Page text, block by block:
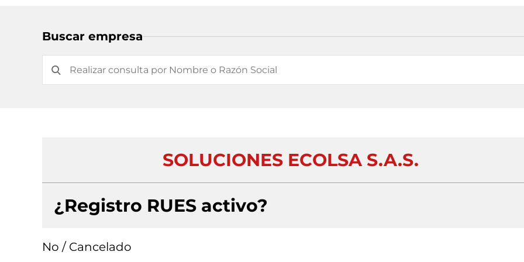
Buscar empresa
SOLUCIONES ECOLSA S.A.S.
¿Registro RUES activo?
No / Cancelado